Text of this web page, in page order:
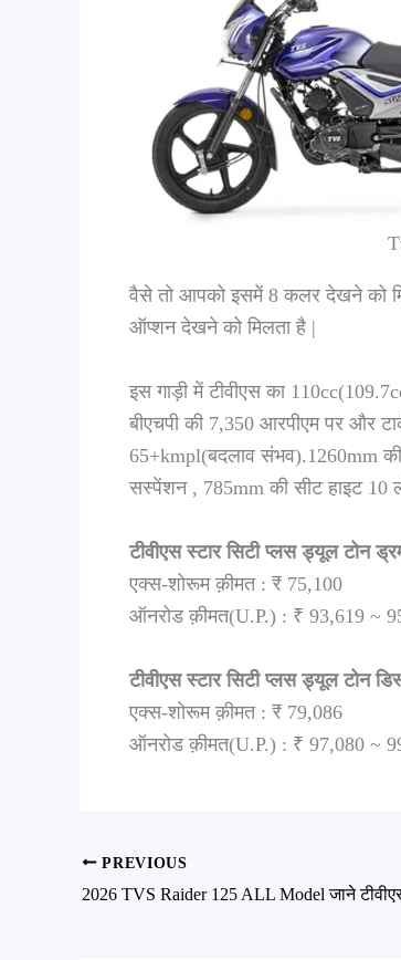
वैसे तो आपको इसमें 8 कलर देखने को
ऑप्शन देखने को मिलता है |
इस गाड़ी में टीवीएस का
बीएचपी की 7,350 आरपीएम पर और
65+kmpl(बदलाव संभव).1260mm
सस्पेंशन , 785mm की सीट हाइट
टीवीएस स्टार सिटी प्लस ड्यूल टोन
एक्स-शोरूम क़ीमत : ₹ 75,100
ऑनरोड क़ीमत(U.P.) : ₹ 93,619 ~
टीवीएस स्टार सिटी प्लस ड्यूल टोन
एक्स-शोरूम क़ीमत : ₹ 79,086
ऑनरोड क़ीमत(U.P.) : ₹ 97,080 ~
PREVIOUS